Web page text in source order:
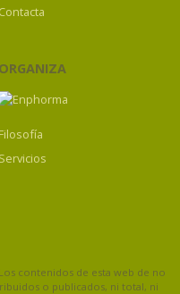
Contacta
ORGANIZA
Filosofía
Servicios
contenidos de esta web de no
o publicados, ni total, ni